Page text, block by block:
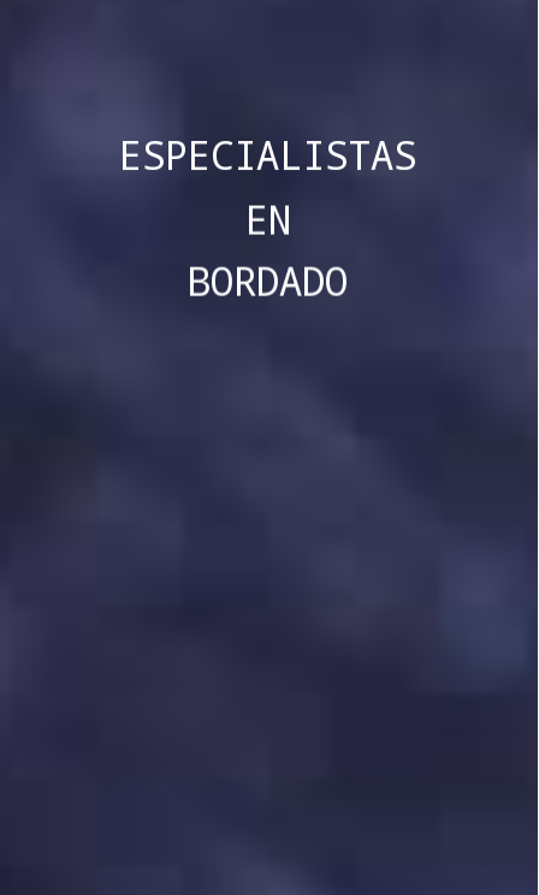
ESPECIALISTAS
EN
BORDADO